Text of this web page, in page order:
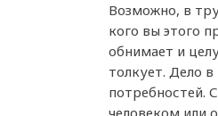
Возможно, в
кого вы этого
обнимает и
толкует. Дело
потребностей.
человеком или